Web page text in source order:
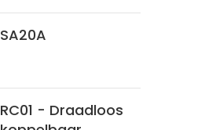
SA20A
RC01 - Draadloos